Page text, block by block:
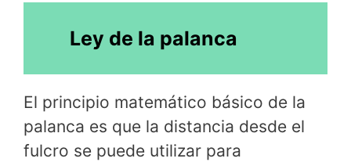
Ley de la palanca
El principio matemático básico de la
palanca es que la distancia desde el
fulcro se puede utilizar para